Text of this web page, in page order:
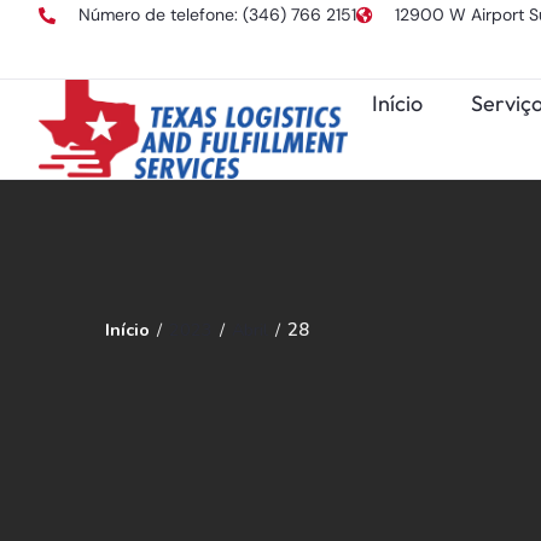
Número de telefone: (346) 766 2151 12900 W Airport
Início
Início / / / 28